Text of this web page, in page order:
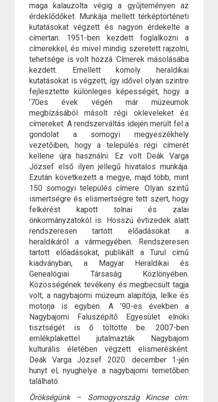
maga kalauzolta végig a gyűjteményen az
érdeklődőket. Munkája mellett térképtörténeti
kutatásokat végzett és nagyon érdekelte a
címertan. 1951-ben kezdett foglalkozni a
címerekkel, és mivel mindig szeretett rajzolni,
tehetsége is volt hozzá. Címerek másolásába
kezdett. Emellett komoly heraldikai
kutatásokat is végzett, így idővel olyan szintre
fejlesztette különleges képességét, hogy a
’70es évek végén már múzeumok
megbízásából másolt régi okleveleket és
címereket. A rendszerváltás idején merült fel a
gondolat a somogyi megyeszékhely
vezetőiben, hogy a település régi címerét
kellene újra használni. Ez volt Deák Varga
József első ilyen jellegű hivatalos munkája.
Ezután következett a megye, majd több, mint
150 somogyi település címere. Olyan szintű
ismertségre és elismertségre tett szert, hogy
felkérést kapott tolnai és zalai
önkormányzatokól is. Hosszú évtizedek alatt
rendszeresen tartott előadásokat a
heraldikáról a vármegyében. Rendszeresen
tartott előadásokat, publikált a Turul című
kiadványban, a Magyar Heraldikai és
Genealógiai Társaság Közlönyében.
Közösségének tevékeny és megbecsült tagja
volt, a nagybajomi múzeum alapítója, lelke és
motorja is egyben. A ’90-es években a
Nagybajomi Faluszépítő Egyesület elnöki
tisztségét is ő töltötte be. 2007-ben
emlékplakettel jutalmazták Nagybajom
kulturális életében végzett elismerésként.
Deák Varga József 2020. december 1-jén
hunyt el, nyughelye a nagybajomi temetőben
található.
Örökségünk – Somogyország Kincse cím: